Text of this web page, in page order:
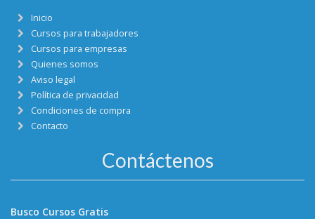
Inicio
Cursos para trabajadores
Cursos para empresas
Quienes somos
Aviso legal
Política de privacidad
Condiciones de compra
Contacto
Contáctenos
Busco Cursos Gratis